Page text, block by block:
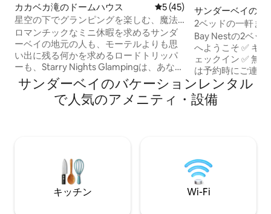
カカベカ滝のドームハウス レビュー45件、5つ星中5つ
5 (45)
星空の下でグランピングを楽しむ、魔法
のようなドームハウスでの滞在
ロマンチックなミニ休暇を求めるサンダ
ーベイの地元の人も、モーテルよりも思
い出に残る何かを求めるロードトリッパ
ーも、Starry Nights Glampingは、あなた
が必要だと知らなかった隠れた宝石で
す。 ハイウェイ11/17のすぐそばにあり、
カカベカの滝から数分のこの快適でデザ
ーベキューグリル、キッチン、ファイヤ
ーピット、裏庭で楽しめるゲームなど、
簡単に楽しめるグランピングです。
サンダーベイの一
2ベッドの一軒ま
プライベート｜空
Bay Nestの2ベッ
へようこそ ✅ キ
ェックイン ✅ 無
は予約時にご連絡
パッドアクセスの
の机がある広いお
ファイバーWi-Fi
✅ レストラン、
ズ、ティムホート
サンダーベイのバケーションレンタル
で人気のアメニティ・設備
キッチン Wi-Fi